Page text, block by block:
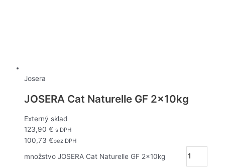
Josera
JOSERA Cat Naturelle GF 2x10kg
Externý sklad
123,90 € s DPH
100,73 €bez DPH
množstvo JOSERA Cat Naturelle GF 2x10kg